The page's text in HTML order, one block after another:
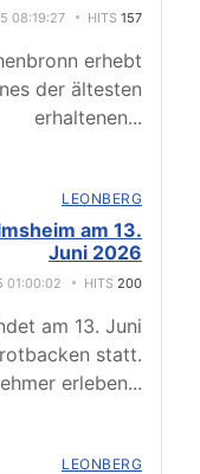
08:19:27 HITS 157
erhebt
der ältesten
erhaltenen...
LEONBERG
am 13.
Juni 2026
01:00:02 HITS 200
am 13. Juni
statt.
erleben...
LEONBERG